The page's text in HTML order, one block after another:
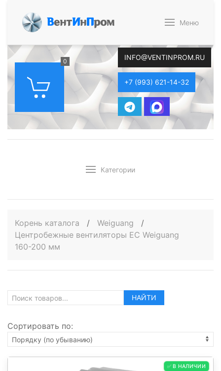
ВентИнПром Меню
0 INFO@VENTINPROM.RU
+7 (993) 621-14-32
Категории
Корень каталога / Weiguang
/
Центробежные вентиляторы EC Weiguang
160-200 мм
НАЙТИ
Сортировать по:
✅ В НАЛИЧИИ